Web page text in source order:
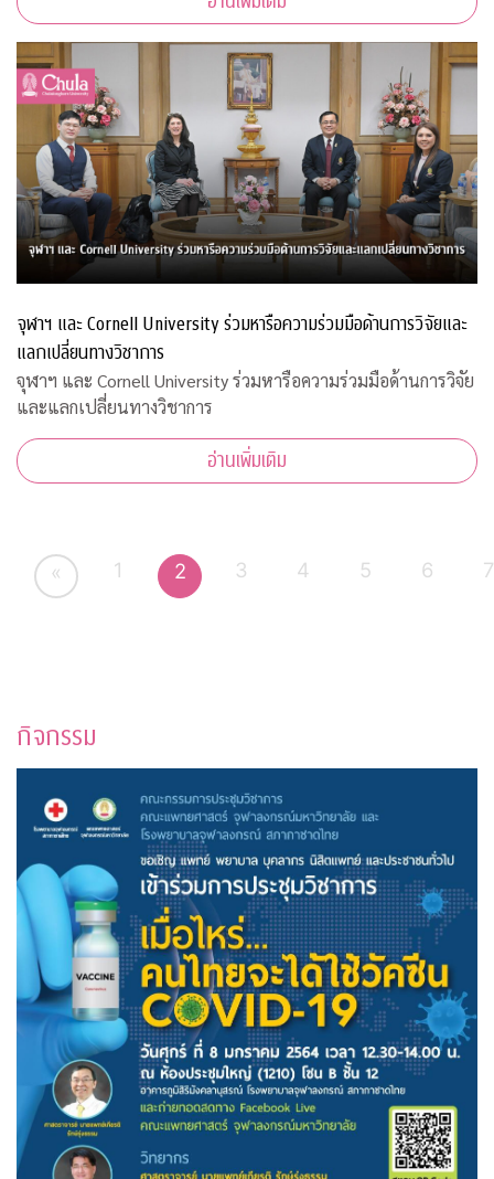
จุฬาฯ และ Cornell University ร่วมหารือความร่วมมือด้านการวิจัยและ
แลกเปลี่ยนทางวิชาการ
จุฬาฯ และ Cornell University ร่วมหารือความร่วมมือด้านการวิจัย
และแลกเปลี่ยนทางวิชาการ
อ่านเพิ่มเติม
« 1 2 3 4 5 6 7
กิจกรรม